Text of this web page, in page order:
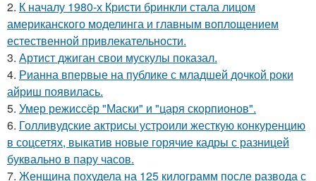
2. К началу 1980-х Кристи бринкли стала лицом
американского моделинга и главным воплощением
естественной привлекательности.
3. Артист джиган свои мускулы показал.
4. Рианна впервые на публике с младшей дочкой роки
айриш появилась.
5. Умер режиссёр "Маски" и "царя скорпионов".
6. Голливудские актрисы устроили жесткую конкуренцию
в соцсетях, выкатив новые горячие кадры с разницей
буквально в пару часов.
7. Женщина похудела на 125 килограмм после развода с